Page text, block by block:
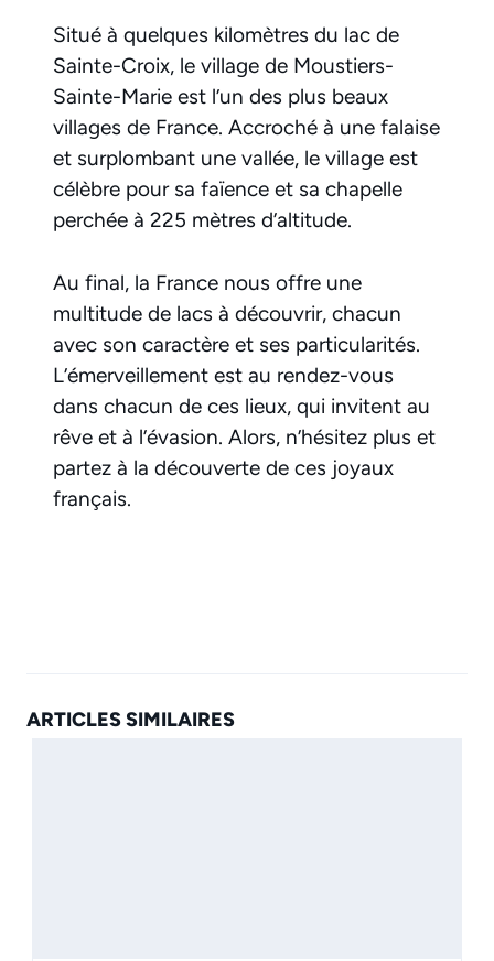
Situé à quelques kilomètres du lac de
Sainte-Croix, le village de Moustiers-
Sainte-Marie est l’un des plus beaux
villages de France. Accroché à une falaise
et surplombant une vallée, le village est
célèbre pour sa faïence et sa chapelle
perchée à 225 mètres d’altitude.
Au final, la France nous offre une
multitude de lacs à découvrir, chacun
avec son caractère et ses particularités.
L’émerveillement est au rendez-vous
dans chacun de ces lieux, qui invitent au
rêve et à l’évasion. Alors, n’hésitez plus et
partez à la découverte de ces joyaux
français.
ARTICLES SIMILAIRES